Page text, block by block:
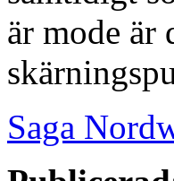
är mode är
Saga